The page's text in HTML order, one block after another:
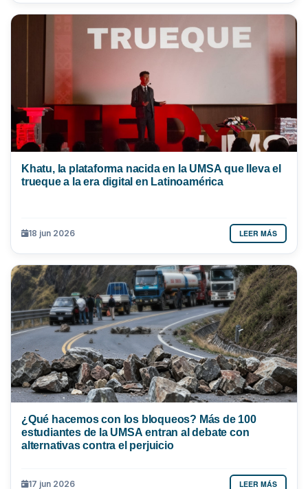
Khatu, la plataforma nacida en la UMSA que lleva el
trueque a la era digital en Latinoamérica
18 jun 2026 LEER MÁS
¿Qué hacemos con los bloqueos? Más de 100
estudiantes de la UMSA entran al debate con
alternativas contra el perjuicio
17 jun 2026 LEER MÁS